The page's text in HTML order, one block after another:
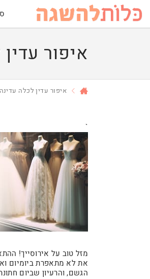
איפור
איפור עדין לכלה עדינה
`
מזל טוב על אירוסייך!
את לא מתאפרת ביומיום
הגשם, והרעיון שביום